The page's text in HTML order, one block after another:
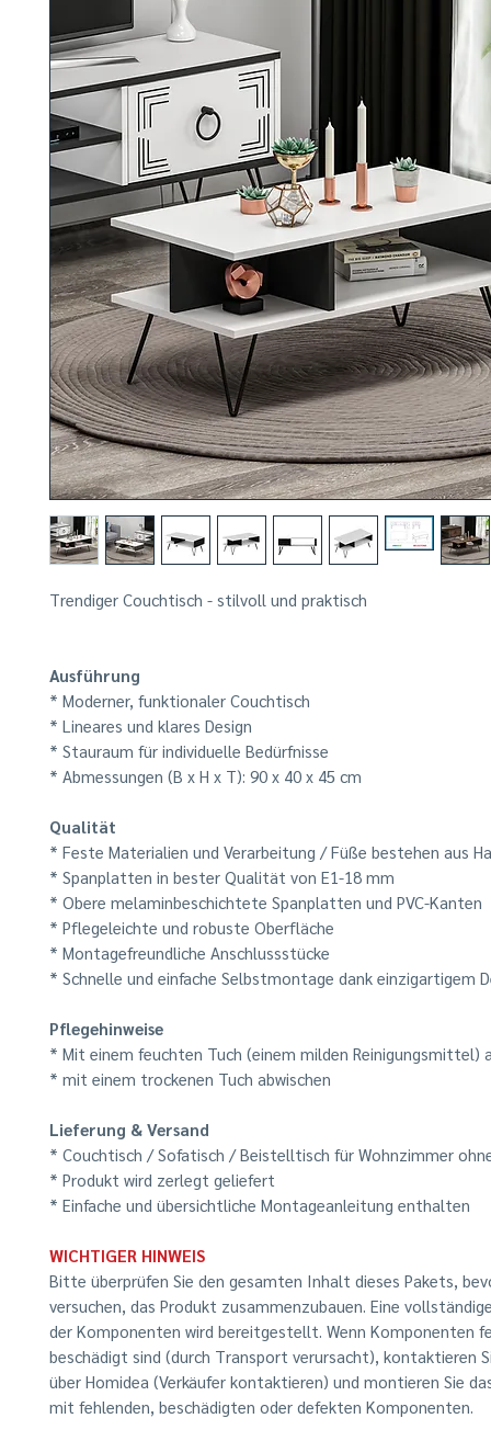
Trendiger Couchtisch - stilvoll und praktisch
Ausführung
* Moderner, funktionaler Couchtisch
* Lineares und klares Design
* Stauraum für individuelle Bedürfnisse
* Abmessungen (B x H x T): 90 x 40 x 45 cm
Qualität
* Feste Materialien und Verarbeitung / Füße bestehen aus
* Spanplatten in bester Qualität von E1-18 mm
* Obere melaminbeschichtete Spanplatten und PVC-Kanten
* Pflegeleichte und robuste Oberfläche
* Montagefreundliche Anschlussstücke
* Schnelle und einfache Selbstmontage dank einzigartigem
Pflegehinweise
* Mit einem feuchten Tuch (einem milden Reinigungsmittel)
* mit einem trockenen Tuch abwischen
Lieferung & Versand
* Couchtisch / Sofatisch / Beistelltisch für Wohnzimmer
* Produkt wird zerlegt geliefert
* Einfache und übersichtliche Montageanleitung enthalten
WICHTIGER HINWEIS
Bitte überprüfen Sie den gesamten Inhalt dieses Pakets,
versuchen, das Produkt zusammenzubauen. Eine
der Komponenten wird bereitgestellt. Wenn Komponenten
beschädigt sind (durch Transport verursacht), kontaktieren
über Homidea (Verkäufer kontaktieren) und montieren Sie
mit fehlenden, beschädigten oder defekten Komponenten.